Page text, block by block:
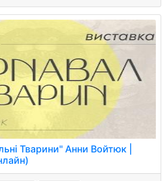
Тварини" Анни Войтюк |